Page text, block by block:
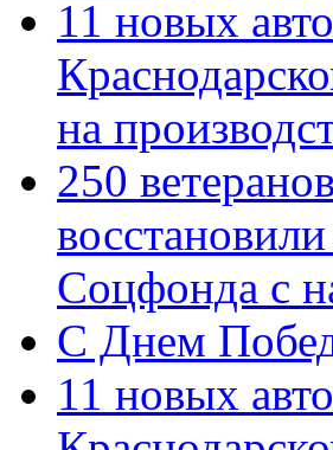
11 новых
на
250
Соцфонда с
С Днем
11 новых